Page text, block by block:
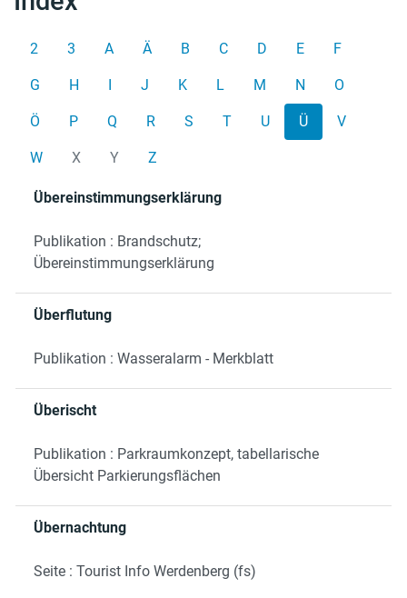
2 3 A Ä B C D E F
G H I J K L M N O
Ö P Q R S T U Ü V
W X Y Z
Übereinstimmungserklärung
Publikation : Brandschutz;
Übereinstimmungserklärung
Überflutung
Publikation : Wasseralarm - Merkblatt
Überischt
Publikation : Parkraumkonzept, tabellarische
Übersicht Parkierungsflächen
Übernachtung
Seite : Tourist Info Werdenberg (fs)